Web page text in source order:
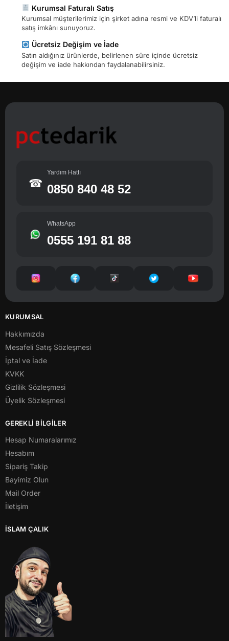
Kurumsal Faturalı Satış
Kurumsal müşterilerimiz için şirket adına resmi ve KDV’li faturalı
satış imkânı sunuyoruz.
Ücretsiz Değişim ve İade
Satın aldığınız ürünlerde, belirlenen süre içinde ücretsiz
değişim ve iade hakkından faydalanabilirsiniz.
☎
Yardım Hattı
0850 840 48 52
WhatsApp
0555 191 81 88
KURUMSAL
Hakkımızda
Mesafeli Satış Sözleşmesi
İptal ve İade
KVKK
Gizlilik Sözleşmesi
Üyelik Sözleşmesi
GEREKLİ BİLGİLER
Hesap Numaralarımız
Hesabım
Sipariş Takip
Bayimiz Olun
Mail Order
İletişim
İSLAM ÇALIK